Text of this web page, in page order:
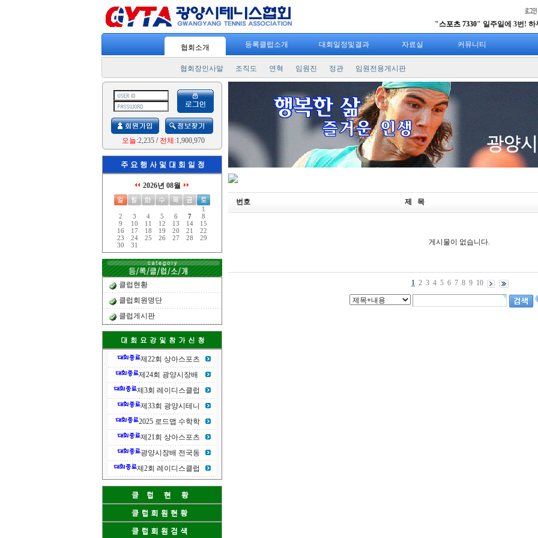
스포츠 7330" 일주일에 3번! 하루
협회소개 등록클럽소개 대회일정및결과 자료실 커뮤니티
협회장인사말 조직도 연혁 임원진 정관 임원전용게시판
오늘:2,235 / 전체 :1,900,970
2026년 08월
1
2
3 4 5 6 7
8
9
10 11 12 13 14
15
16
17 18 19 20 21
22
23
24 25 26 27 28
29
30
31
클럽현황
클럽회원명단
클럽게시판
제22회 상아스포츠
제24회 광양시장배
제3회 레이디스클럽
제33회 광양시테니
2025 로드맵 수학학
제21회 상아스포츠
광양시장배 전국동
제2회 레이디스클럽
번호
제 목
게시물이 없습니다.
1 2 3 4 5 6 7 8 9 10